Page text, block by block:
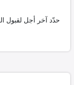
حدّد آخر أجل لقبول